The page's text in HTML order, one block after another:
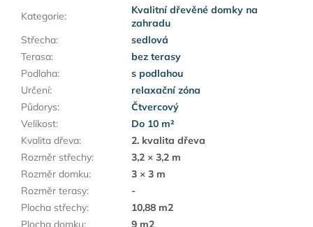
Kategorie:
Kvalitní dřevěné domky na
zahradu
Střecha:
sedlová
Terasa:
bez terasy
Podlaha:
s podlahou
Určení:
relaxační zóna
Půdorys:
Čtvercový
Velikost:
Do 10 m²
Kvalita dřeva:
2. kvalita dřeva
Rozměr střechy:
3,2 × 3,2 m
Rozměr domku:
3 × 3 m
Rozměr terasy:
-
Plocha střechy:
10,88 m2
Plocha domku:
9 m2